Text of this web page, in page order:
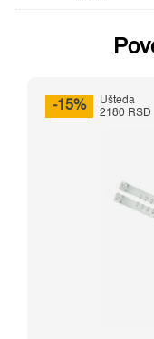
-15%
Ušteda
2180 RSD